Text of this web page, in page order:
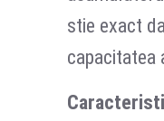
stie exact
capacitatea